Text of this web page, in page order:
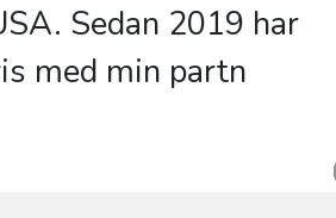
Sedan 2019 har
med min partn